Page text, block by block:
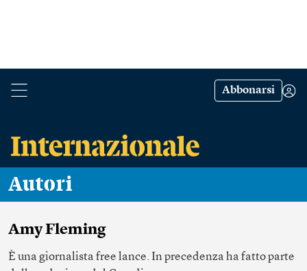
Abbonarsi
Autori
Amy Fleming
È una giornalista free lance. In precedenza ha fatto parte